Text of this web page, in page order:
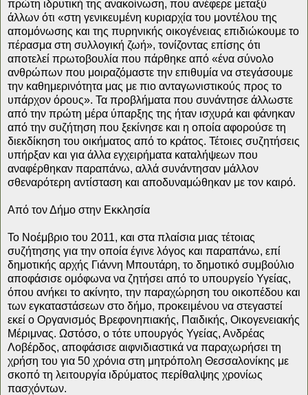
πρώτη ιδρυτική της ανακοίνωση, που ανέφερε μεταξύ
άλλων ότι «στη γενικευμένη κυριαρχία του μοντέλου της
απομόνωσης και της πυρηνικής οικογένειας επιδιώκουμε το
πέρασμα στη συλλογική ζωή», τονίζοντας επίσης ότι
αποτελεί πρωτοβουλία που πάρθηκε από «ένα σύνολο
ανθρώπων που μοιραζόμαστε την επιθυμία να στεγάσουμε
την καθημερινότητα μας με πιο ανταγωνιστικούς προς το
υπάρχον όρους». Τα προβλήματα που συνάντησε άλλωστε
από την πρώτη μέρα ύπαρξης της ήταν ισχυρά και φάνηκαν
από την συζήτηση που ξεκίνησε και η οποία αφορούσε τη
διεκδίκηση του οικήματος από το κράτος. Τέτοιες συζητήσεις
υπήρξαν και για άλλα εγχειρήματα καταλήψεων που
αναφέρθηκαν παραπάνω, αλλά συνάντησαν μάλλον
σθεναρότερη αντίσταση και αποδυναμώθηκαν με τον καιρό.
Από τον Δήμο στην Εκκλησία
Το Νοέμβριο του 2011, και στα πλαίσια μιας τέτοιας
συζήτησης για την οποία έγινε λόγος και παραπάνω, επί
δημοτικής αρχής Γιάννη Μπουτάρη, το δημοτικό συμβούλιο
αποφάσισε ομόφωνα να ζητήσει από το υπουργείο Υγείας,
όπου ανήκει το ακίνητο, την παραχώρηση του οικοπέδου και
των εγκαταστάσεων στο δήμο, προκειμένου να στεγαστεί
εκεί ο Οργανισμός Βρεφονηπιακής, Παιδικής, Οικογενειακής
Μέριμνας. Ωστόσο, ο τότε υπουργός Υγείας, Ανδρέας
Λοβέρδος, αποφάσισε αιφνιδιαστικά να παραχωρήσει τη
χρήση του για 50 χρόνια στη μητρόπολη Θεσσαλονίκης με
σκοπό τη λειτουργία ιδρύματος περίθαλψης χρονίως
πασχόντων.